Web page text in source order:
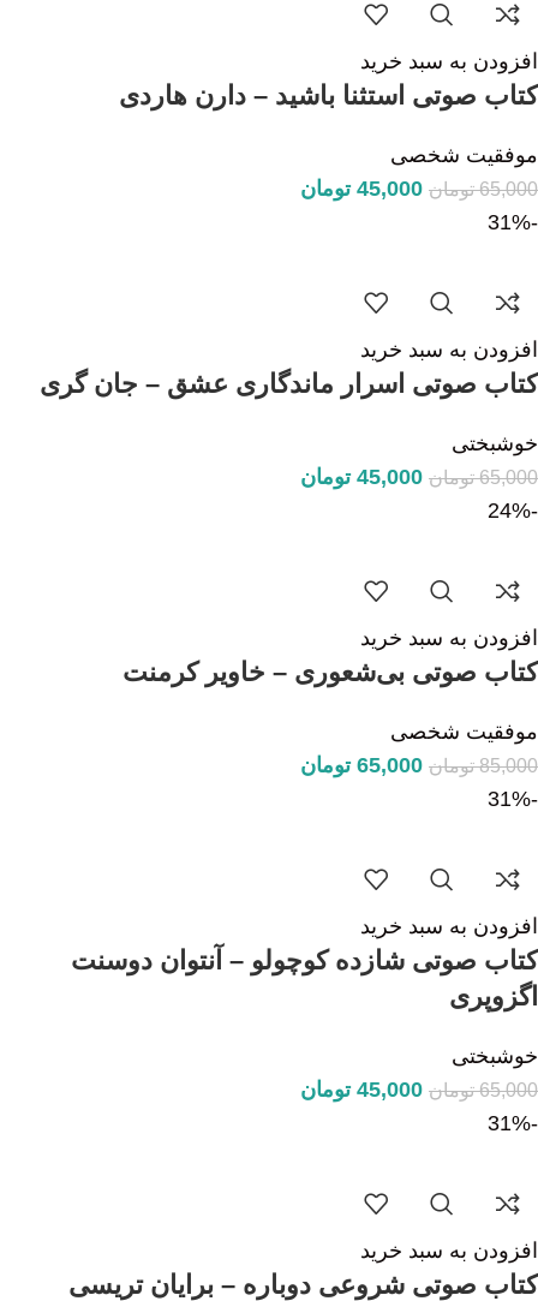
افزودن به سبد خرید
کتاب صوتی استثنا باشید – دارن هاردی
موفقیت شخصی
65,000 تومان 45,000 تومان
-31%
افزودن به سبد خرید
کتاب صوتی اسرار ماندگاری عشق – جان گری
خوشبختی
65,000 تومان 45,000 تومان
-24%
افزودن به سبد خرید
کتاب صوتی بی‌شعوری – خاویر کرمنت
موفقیت شخصی
85,000 تومان 65,000 تومان
-31%
افزودن به سبد خرید
کتاب صوتی شازده کوچولو – آنتوان دوسنت
اگزوپری
خوشبختی
65,000 تومان 45,000 تومان
-31%
افزودن به سبد خرید
کتاب صوتی شروعی دوباره – برایان تریسی